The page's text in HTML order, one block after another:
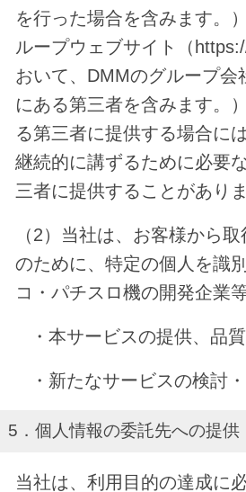
を行った場合を含みます。
ループウェブサイト（
おいて、DMMのグループ
にある第三者を含みます。
る第三者に提供する場合に
継続的に講ずるために必要
三者に提供することがありま
（2）当社は、お客様から
のために、特定の個人を識
コ・パチスロ機の開発企業
・本サービスの提供、品
・新たなサービスの検討
5．個人情報の委託先への提供
当社は、利用目的の達成に